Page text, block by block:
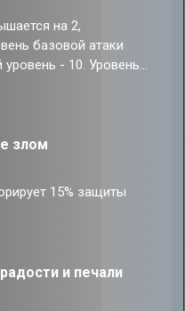
на 2,
базовой атаки
- 10. Уровень
максимальный уровень -
злом
15% защиты
и печали